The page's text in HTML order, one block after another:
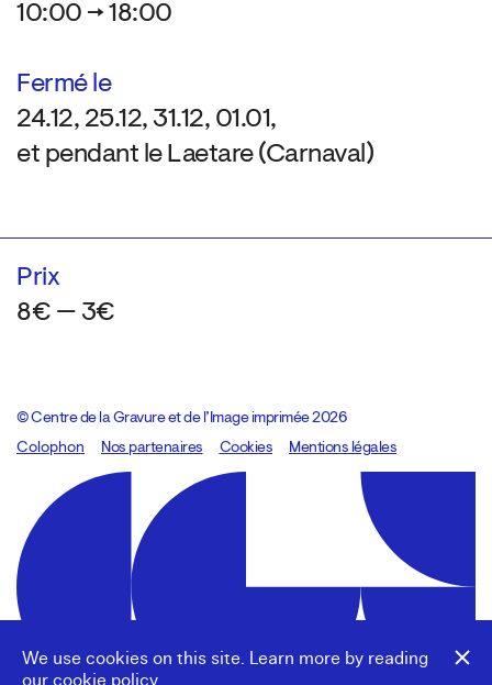
We use cookies on this site. Learn more by reading
our cookie policy.
10:00 → 18:00
Fermé le
24.12, 25.12, 31.12, 01.01,
et pendant le Laetare (Carnaval)
Prix
8€ — 3€
© Centre de la Gravure et de l’Image imprimée 2026
Colophon
Design:Marcel Kaczmarek, code:8080.studio
Nos partenaires Cookies Mentions légales